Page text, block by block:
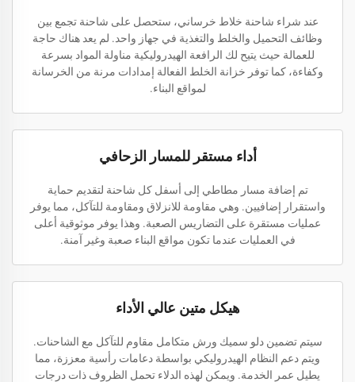
عند شراء شاحنة خلاط خرساني، ستحصل على شاحنة تجمع بين
وظائف التحميل والخلط والتغذية في جهاز واحد. لم يعد هناك حاجة
للعمالة حيث يتيح لك الرافعة الهيدروليكية مناولة المواد بسرعة
وكفاءة، كما توفر خزانة الخلط الفعالة إمدادات مرنة من الخرسانة
لمواقع البناء.
أداء مستقر للمسار الزحافي
تم إضافة مسار مطاطي إلى أسفل كل شاحنة لتقديم حماية
واستقرار إضافيين. وهي مقاومة للانزلاق ومقاومة للتآكل، مما يوفر
عمليات مستقرة على التضاريس الصعبة. وهذا يوفر موثوقية أعلى
في العمليات عندما تكون مواقع البناء صعبة وغير آمنة.
هيكل متين عالي الأداء
سيتم تضمين دلو سميك ورش متكامل مقاوم للتآكل مع الشاحنات.
ويتم دعم النظام الهيدروليكي بواسطة دعامات رأسية معززة، مما
يطيل عمر الخدمة. ويمكن لهذه الدلاء تحمل الظروف ذات درجات